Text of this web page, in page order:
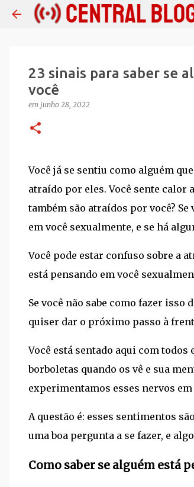
23 sinais para saber se
você
em junho 28, 2022
Você já se sentiu como alguém
atraído por eles. Você sente calor
também são atraídos por você?
em você sexualmente, e se há
Você pode estar confuso sobre a
está pensando em você
Se você não sabe como fazer
quiser dar o próximo passo à
Você está sentado aqui com
borboletas quando os vê e sua
experimentamos esses nervos
A questão é: esses sentimentos
uma boa pergunta a se fazer, e
Como saber se alguém está